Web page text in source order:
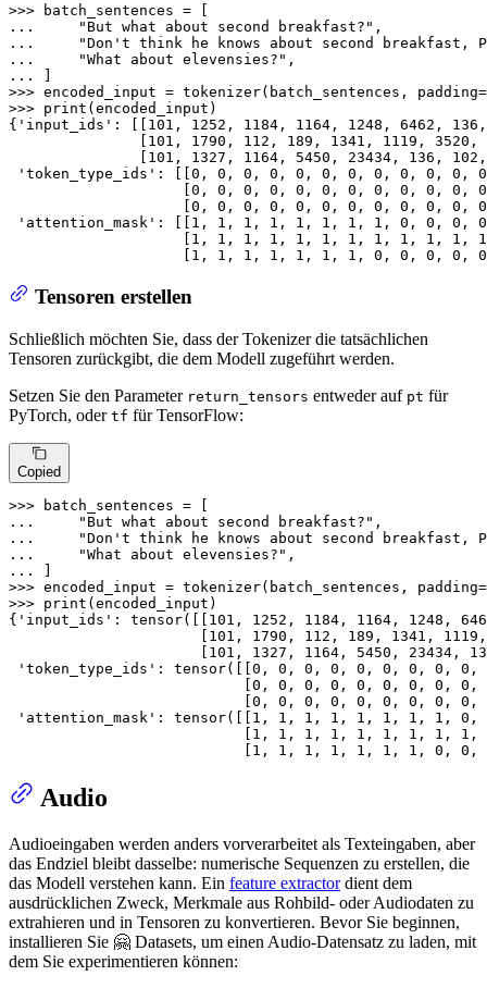
>>>
...
"But what about second breakfast?"
...
"Don't think he knows about second breakfast,
...
"What about elevensies?"
...
>>> encoded_input = tokenizer(batch_sentences, padding=
>>> print (encoded_input)
{ 'input_ids' : [[ 101 , 1252 , 1184 , 1164 , 1248 , 6462 , 136
               [
101 , 1790 , 112 , 189 , 1341 , 1119 , 3520 ,
               [
101 , 1327 , 1164 , 5450 , 23434 , 136 , 102
'token_type_ids' : [[0 , 0 , 0 , 0 , 0 , 0 , 0 , 0 , 0 , 0 , 0 , 0
                    [
0 , 0 , 0 , 0 , 0 , 0 , 0 , 0 , 0 , 0 , 0 , 0
                    [
0 , 0 , 0 , 0 , 0 , 0 , 0 , 0 , 0 , 0 , 0 , 0
'attention_mask' : [[ 1 , 1 , 1 , 1 , 1 , 1 , 1 , 1 , 0 , 0 , 0 , 0
                    [
1 , 1 , 1 , 1 , 1 , 1 , 1 , 1 , 1 , 1 , 1 , 1
                    [
1 , 1 , 1 , 1 , 1 , 1 , 1 , 0 , 0 , 0 , 0 , 0
Tensoren erstellen
Schließlich möchten Sie, dass der Tokenizer die tatsächlichen
Tensoren zurückgibt, die dem Modell zugeführt werden.
Setzen Sie den Parameter return_tensors entweder auf pt für
PyTorch, oder tf für TensorFlow:
Copied
>>>
...
"But what about second breakfast?"
...
"Don't think he knows about second breakfast,
...
"What about elevensies?"
...
>>> encoded_input = tokenizer(batch_sentences, padding=
>>> print (encoded_input)
{ 'input_ids' : tensor([[ 101 , 1252 , 1184 , 1164 , 1248 ,
101 , 1790 , 112 , 189 , 1341 , 1119
101 , 1327 , 1164 , 5450 , 23434 ,
'token_type_ids' : tensor([[ 0 , 0 , 0 , 0 , 0 , 0 , 0 , 0 , 0 ,
0 , 0 , 0 , 0 , 0 , 0 , 0 , 0 , 0 ,
0 , 0 , 0 , 0 , 0 , 0 , 0 , 0 , 0 ,
'attention_mask' : tensor([[ 1 , 1 , 1 , 1 , 1 , 1 , 1 , 1 , 0 ,
1 , 1 , 1 , 1 , 1 , 1 , 1 , 1 , 1 ,
1 , 1 , 1 , 1 , 1 , 1 , 1 , 0 , 0 ,
Audio
Audioeingaben werden anders vorverarbeitet als Texteingaben, aber
das Endziel bleibt dasselbe: numerische Sequenzen zu erstellen, die
das Modell verstehen kann. Ein feature extractordient dem
ausdrücklichen Zweck, Merkmale aus Rohbild- oder Audiodaten zu
extrahieren und in Tensoren zu konvertieren. Bevor Sie beginnen,
installieren Sie 🤗 Datasets, um einen Audio-Datensatz zu laden, mit
dem Sie experimentieren können: